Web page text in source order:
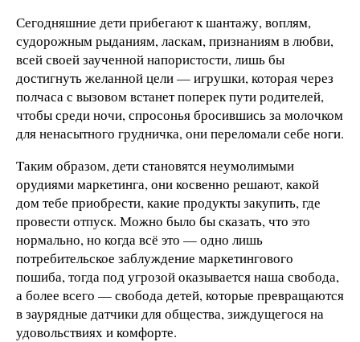
Сегодняшние дети прибегают к шантажу, воплям,
судорожным рыданиям, ласкам, признаниям в любви,
всей своей заученной напористости, лишь бы
достигнуть желанной цели — игрушки, которая через
полчаса с вызовом встанет поперек пути родителей,
чтобы среди ночи, спросонья бросившись за молочком
для ненасытного грудничка, они переломали себе ноги.
Таким образом, дети становятся неумолимыми
орудиями маркетинга, они косвенно решают, какой
дом тебе приобрести, какие продукты закупить, где
провести отпуск. Можно было бы сказать, что это
нормально, но когда всё это — одно лишь
потребительское заблуждение маркетингового
пошиба, тогда под угрозой оказывается наша свобода,
а более всего — свобода детей, которые превращаются
в заурядные датчики для общества, зиждущегося на
удовольствиях и комфорте.